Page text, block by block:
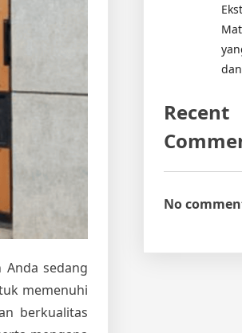
Anda sedang
memenuhi
berkualitas
Recent
No